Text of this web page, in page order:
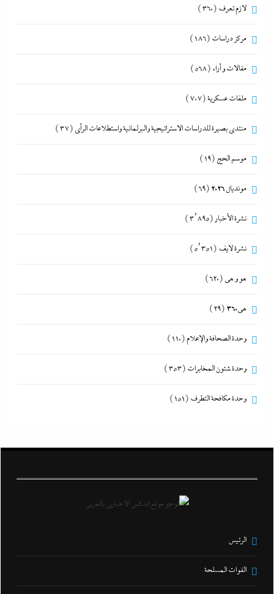
لازم تعرف (360)
مركز دراسات (186)
مقالات و أراء (568)
ملفات عسكرية(707)
منتدى بصيرة للدراسات الاستراتيجية والبرلمانية واستطلاعات الرأى (37)
موسم الحج (19)
مونديال 2026 (69)
نشرة الأخبار (3٬895)
نشرة لايف (5٬351)
هو و هي (620)
هى360 (29)
وحدة الصحافة والإعلام(110)
وحدة شئون المخابرات (353)
وحدة مكافحة التطرف (151)
الرئيس
القوات المسلحة